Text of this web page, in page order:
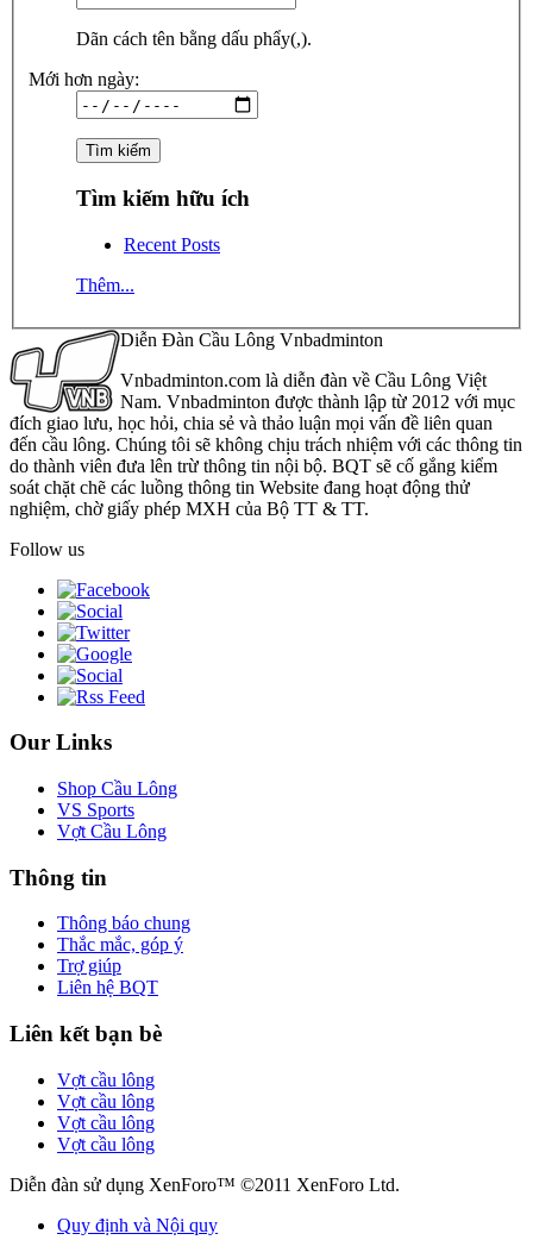
Dãn cách tên bằng dấu phẩy(,).
Mới hơn ngày:
Tìm kiếm hữu ích
Recent Posts
Thêm...
Diễn Đàn Cầu Lông Vnbadminton
Vnbadminton.com là diễn đàn về Cầu Lông Việt
Nam. Vnbadminton được thành lập từ 2012 với mục
đích giao lưu, học hỏi, chia sẻ và thảo luận mọi vấn đề liên quan
đến cầu lông. Chúng tôi sẽ không chịu trách nhiệm với các thông tin
do thành viên đưa lên trừ thông tin nội bộ. BQT sẽ cố gắng kiểm
soát chặt chẽ các luồng thông tin Website đang hoạt động thử
nghiệm, chờ giấy phép MXH của Bộ TT & TT.
Follow us
Our Links
Shop Cầu Lông
VS Sports
Vợt Cầu Lông
Thông tin
Thông báo chung
Thắc mắc, góp ý
Trợ giúp
Liên hệ BQT
Liên kết bạn bè
Vợt cầu lông
Vợt cầu lông
Vợt cầu lông
Vợt cầu lông
Diễn đàn sử dụng XenForo™ ©2011 XenForo Ltd.
Quy định và Nội quy